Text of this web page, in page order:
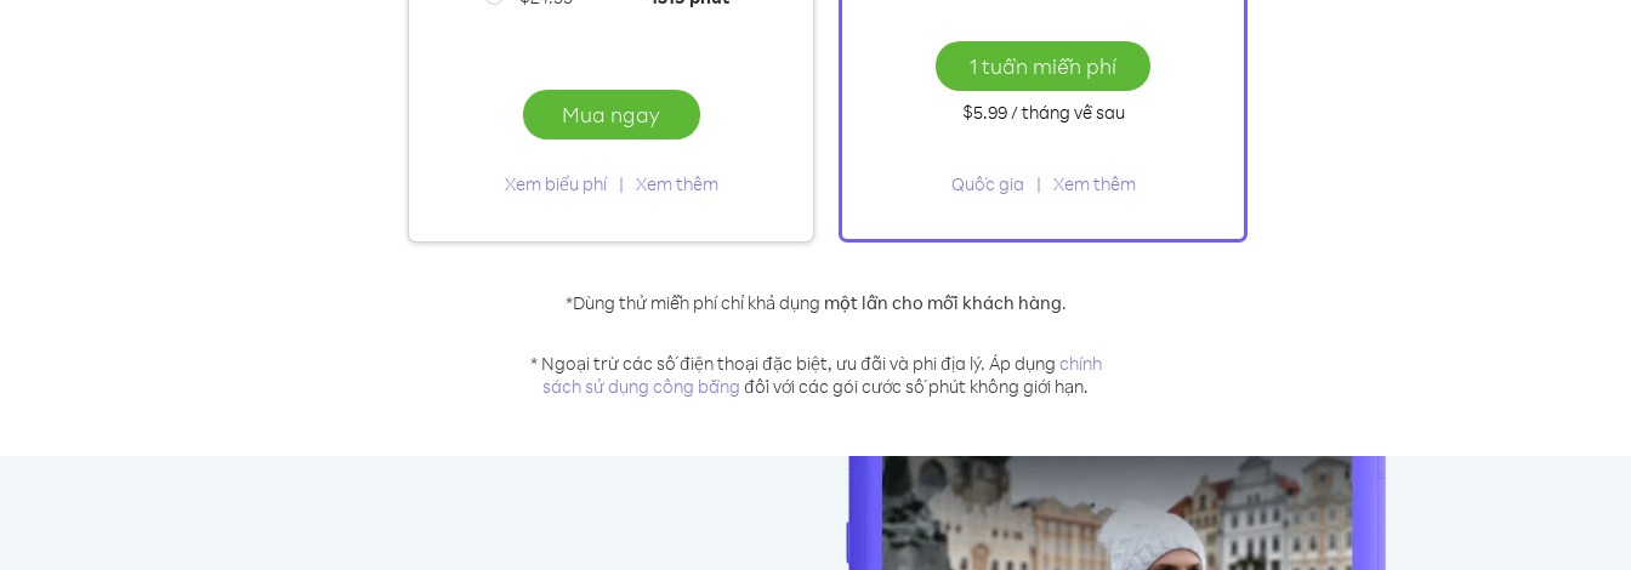
Mua ngay
Xem biểu phí Xem thêm
1 tuần miễn phí
$5.99/ tháng về sau
Quốc gia Xem thêm
*Dùng thử miễn phí chỉ khả dụng một lần cho mỗi khách hàng.
* Ngoại trừ các số điện thoại đặc biệt, ưu đãi và phi địa lý. Áp dụng chính
sách sử dụng công bằng đối với các gói cước số phút không giới hạn.